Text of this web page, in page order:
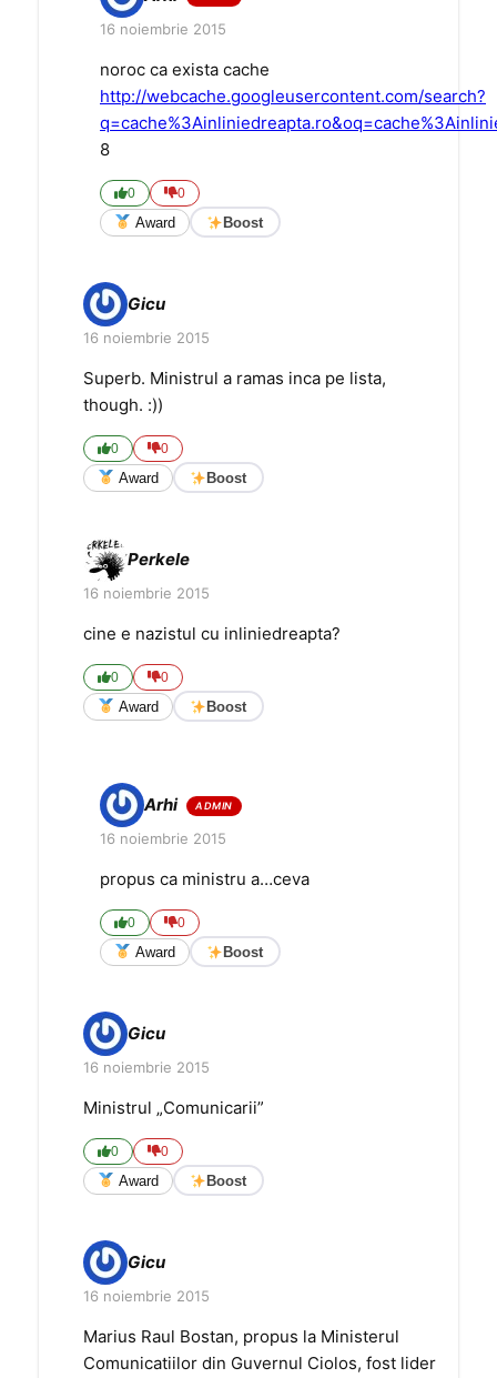
16 noiembrie 2015
noroc ca exista cache
http://webcache.googleusercontent.com/search?
8
0 0
Award Boost
Gicu
16 noiembrie 2015
Superb. Ministrul a ramas inca pe lista,
though. :))
0 0
Award Boost
Perkele
16 noiembrie 2015
cine e nazistul cu inliniedreapta?
0 0
Award Boost
Arhi
16 noiembrie 2015
propus ca ministru a…ceva
0 0
Award Boost
Gicu
16 noiembrie 2015
Ministrul „Comunicarii”
0 0
Award Boost
Gicu
16 noiembrie 2015
Marius Raul Bostan, propus la Ministerul
Comunicatiilor din Guvernul Ciolos, fost lider